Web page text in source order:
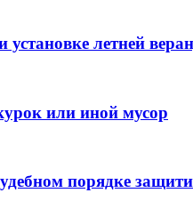
летней
или иной мусор
порядке